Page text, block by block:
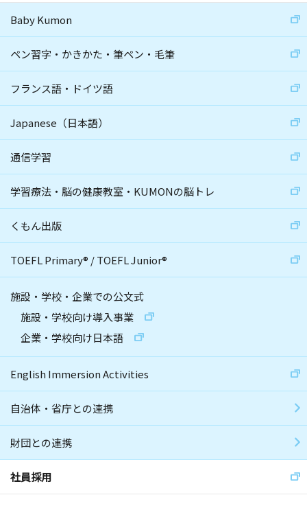
Baby Kumon
ペン習字・かきかた・筆ペン・毛筆
フランス語・ドイツ語
Japanese（日本語）
通信学習
学習療法・脳の健康教室・KUMONの脳トレ
くもん出版
TOEFL Primary® /TOEFL Junior®
施設・学校・企業での公文式
施設・学校向け導入事業
企業・学校向け日本語
English Immersion Activities
自治体・省庁との連携
財団との連携
社員採用